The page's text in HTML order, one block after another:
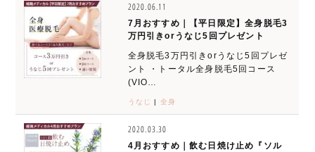
2020.06.11
7月おすすめ｜【平日限定】全身脱毛3
万円引きorうなじ5回プレゼント
全身脱毛3万円引きorうなじ5回プレゼ
ント ・トータル全身脱毛5回コース
(VIO…
うなじ 全身
2020.03.30
4月おすすめ｜飲む日焼け止め『ソル